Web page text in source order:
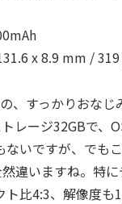
x 8.9 mm /
、すっかりおなじ
レージ32GBで、
いですが、でも
違いますね。特
ト比4:3、解像度